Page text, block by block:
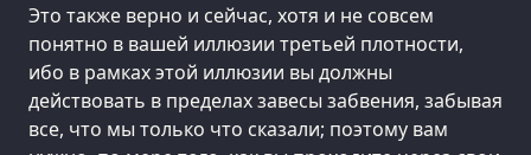
Это также верно и сейчас, хотя и не совсем
понятно в вашей иллюзии третьей плотности,
ибо в рамках этой иллюзии вы должны
действовать в пределах завесы забвения, забывая
все, что мы только что сказали; поэтому вам